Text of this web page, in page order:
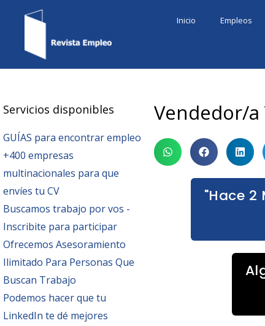
Inicio Empleos
Servicios disponibles
GUÍAS para encontrar empleo
+400 empresas
multinacionales para que
envíes tu CV
Buscamos trabajo por vos -
Inscribite para participar
Ofrecemos Asesoramiento
Ilimitado Para Personas Que
Buscan Trabajo
Podemos hacer que tu
LinkedIn te dé mejores
Vendedor/
"Hace 2